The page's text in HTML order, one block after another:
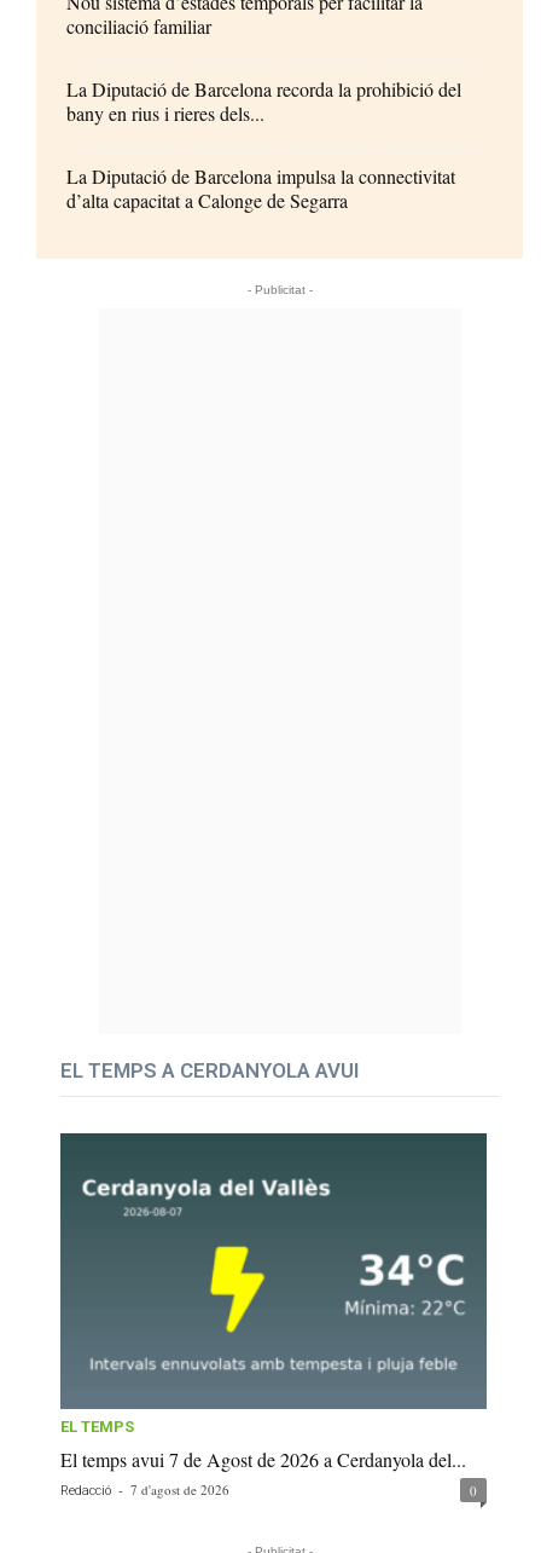
conciliació familiar
La Diputació de Barcelona recorda la prohibició del
bany en rius i rieres dels...
La Diputació de Barcelona impulsa la connectivitat
d’alta capacitat a Calonge de Segarra
- Publicitat -
EL TEMPS A CERDANYOLA AVUI
EL TEMPS
El temps avui 7 de Agost de 2026 a Cerdanyola del...
Redacció - 7 d'agost de 2026 0